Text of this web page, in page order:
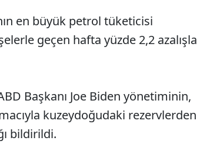
en büyük petrol tüketicisi
geçen hafta yüzde 2,2 azalışla
Başkanı Joe Biden yönetiminin,
kuzeydoğudaki rezervlerden
bildirildi.